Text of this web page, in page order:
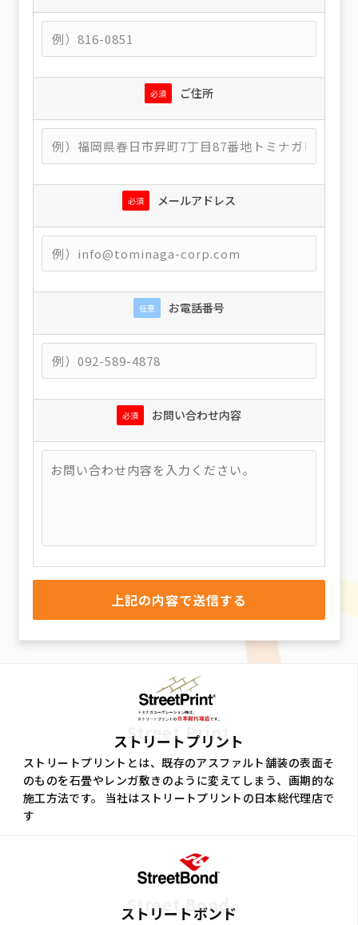
必須 ご住所
必須 メールアドレス
任意 お電話番号
必須 お問い合わせ内容
Street Print
ストリートプリント
ストリートプリントとは、既存のアスファルト舗装の表面そ
のものを石畳やレンガ敷きのように変えてしまう、画期的な
施工方法です。 当社はストリートプリントの日本総代理店で
す
Street Bond
ストリートボンド